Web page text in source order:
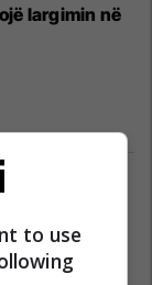
largimin në
trajner i
to use